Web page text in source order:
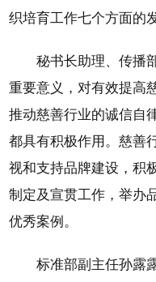
织培育工作七个方面的
秘书长助理、传播
重要意义，对有效提高
推动慈善行业的诚信自
都具有积极作用。慈善
视和支持品牌建设，积
制定及宣贯工作，举办
优秀案例。
标准部副主任孙露